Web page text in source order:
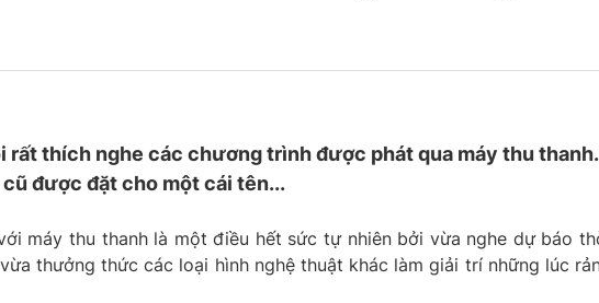
rất thích nghe các chương trình được phát qua máy thu thanh.
được đặt cho một cái tên...
máy thu thanh là một điều hết sức tự nhiên bởi vừa nghe dự báo
thưởng thức các loại hình nghệ thuật khác làm giải trí những lúc